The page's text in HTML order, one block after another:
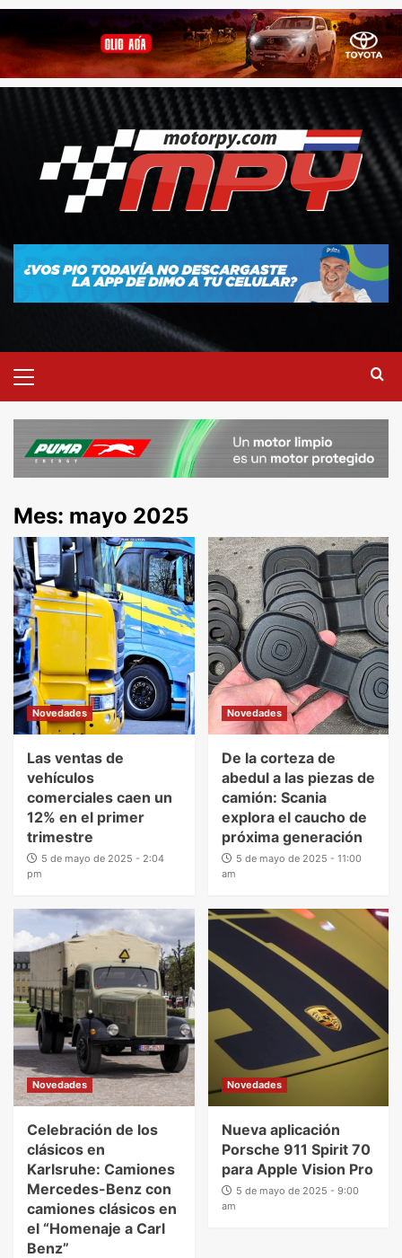
Mes: mayo 2025
Novedades
Las ventas de
vehículos
comerciales caen un
12% en el primer
trimestre
5 de mayo de 2025 - 2:04
pm
Novedades
De la corteza de
abedul a las piezas de
camión: Scania
explora el caucho de
próxima generación
5 de mayo de 2025 - 11:00
am
Novedades
Celebración de los
clásicos en
Karlsruhe: Camiones
Mercedes-Benz con
camiones clásicos en
el “Homenaje a Carl
Benz”
Novedades
Nueva aplicación
Porsche 911 Spirit 70
para Apple Vision Pro
5 de mayo de 2025 - 9:00
am